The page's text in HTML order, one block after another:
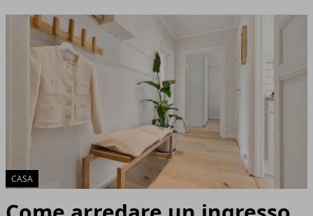
CASA